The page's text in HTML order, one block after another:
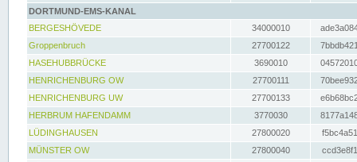
DORTMUND-EMS-KANAL
BERGESHÖVEDE
34000010
Groppenbruch
27700122
HASEHUBBRÜCKE
3690010
HENRICHENBURG OW
27700111
HENRICHENBURG UW
27700133
HERBRUM HAFENDAMM
3770030
LÜDINGHAUSEN
27800020
MÜNSTER OW
27800040